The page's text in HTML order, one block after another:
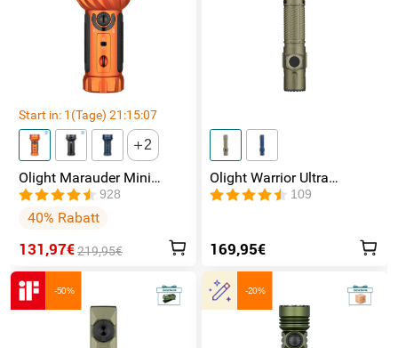
Start in: 1 (Tage) 21 :15:07
2
Olight Marauder Mini
leistungsstarke LED
Taschenlampe mit 7000
Lumen und 600 Metern
928
40% Rabatt
131,97€219,95€
Olight Warrior Ultra
Taktische Taschenlampe
109
169,95€
-50% -20%